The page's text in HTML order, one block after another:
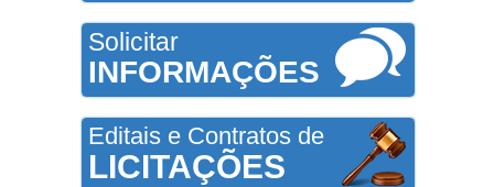
Solicitar
INFORMAÇÕES
Editais e Contratos de
LICITAÇÕES